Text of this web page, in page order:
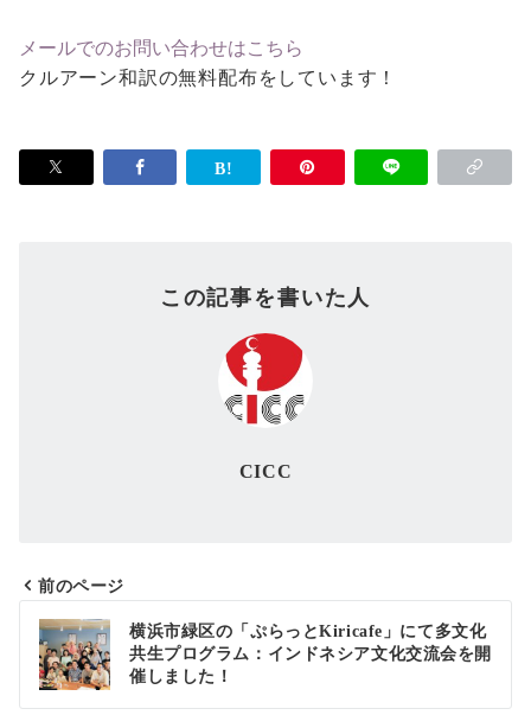
メールでのお問い合わせはこちら
クルアーン和訳の無料配布をしています！
この記事を書いた人
CICC
投
稿
ナ
前のページ
横浜市緑区の「ぷらっとKiricafe」にて多文化
共生プログラム：インドネシア文化交流会を開
催しました！